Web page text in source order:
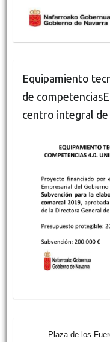
Equipamiento
de
centro integral
Plaza de los